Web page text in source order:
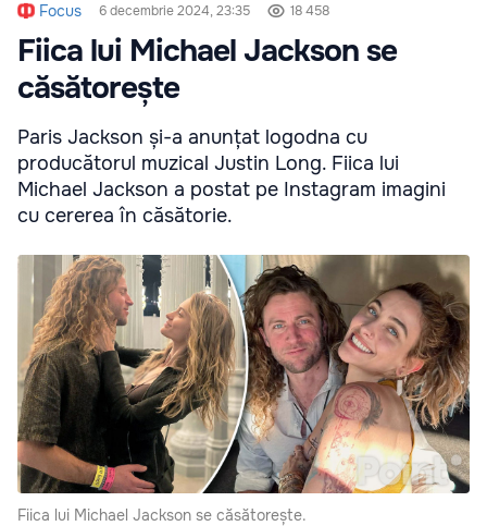
Focus 6 decembrie 2024, 23:35 18 458
Fiica lui Michael Jackson se
căsătorește
Paris Jackson și-a anunțat logodna cu
producătorul muzical Justin Long. Fiica lui
Michael Jackson a postat pe Instagram imagini
cu cererea în căsătorie.
Fiica lui Michael Jackson se căsătorește.